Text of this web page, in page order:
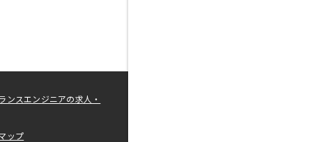
ンスエンジニアの求人・
ップ